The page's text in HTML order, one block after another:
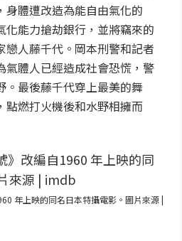
身體遭改造為能自由氣化的
化能力搶劫銀行，並將竊來的
戀人藤千代。岡本刑警和記者
氣體人已經造成社會恐慌，警
。最後藤千代穿上最美的舞
點燃打火機後和水野相擁而
年上映的同名日本特攝電影。圖片來源 |